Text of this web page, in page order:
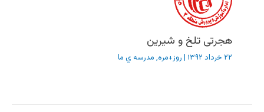
هجرتی تلخ و شیرین
۲۲ خرداد ۱۳۹۲ | روز+مره, مدرسه ي ما